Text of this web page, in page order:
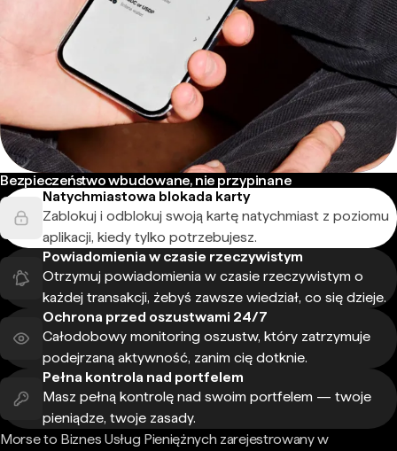
Bezpieczeństwo wbudowane, nie przypinane
Natychmiastowa blokada karty
Zablokuj i odblokuj swoją kartę natychmiast z poziomu
aplikacji, kiedy tylko potrzebujesz.
Powiadomienia w czasie rzeczywistym
Otrzymuj powiadomienia w czasie rzeczywistym o
każdej transakcji, żebyś zawsze wiedział, co się dzieje.
Ochrona przed oszustwami 24/7
Całodobowy monitoring oszustw, który zatrzymuje
podejrzaną aktywność, zanim cię dotknie.
Pełna kontrola nad portfelem
Masz pełną kontrolę nad swoim portfelem — twoje
pieniądze, twoje zasady.
Morse to Biznes Usług Pieniężnych zarejestrowany w